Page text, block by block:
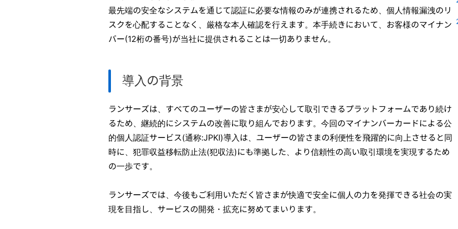
最先端の安全なシステムを通じて認証に必要な情報のみが連携されるため、個人情報漏洩のリ
スクを心配することなく、厳格な本人確認を行えます。本手続きにおいて、お客様のマイナン
バー(12桁の番号)が当社に提供されることは一切ありません。
導入の背景
ランサーズは、すべてのユーザーの皆さまが安心して取引できるプラットフォームであり続け
るため、継続的にシステムの改善に取り組んでおります。今回のマイナンバーカードによる公
的個人認証サービス(通称:JPKI)導入は、ユーザーの皆さまの利便性を飛躍的に向上させると同
時に、犯罪収益移転防止法(犯収法)にも準拠した、より信頼性の高い取引環境を実現するため
の一歩です。
ランサーズでは、今後もご利用いただく皆さまが快適で安全に個人の力を発揮できる社会の実
現を目指し、サービスの開発・拡充に努めてまいります。